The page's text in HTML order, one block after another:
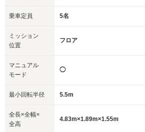
乗車定員 5名
ミッション
位置
フロア
マニュアル
モード
◯
最小回転半径 5.5m
全長×全幅×
全高
4.83m×1.89m×1.55m